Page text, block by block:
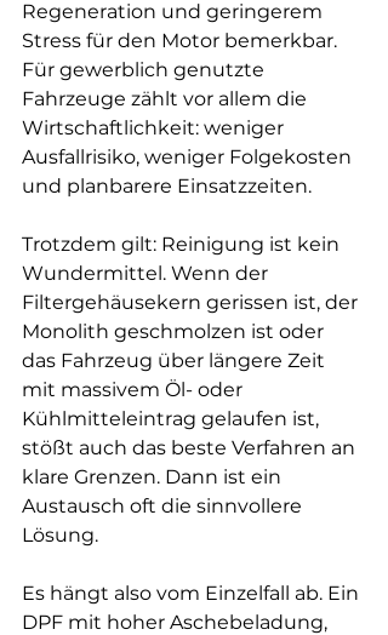
Regeneration und geringerem
Stress für den Motor bemerkbar.
Für gewerblich genutzte
Fahrzeuge zählt vor allem die
Wirtschaftlichkeit: weniger
Ausfallrisiko, weniger Folgekosten
und planbarere Einsatzzeiten.
Trotzdem gilt: Reinigung ist kein
Wundermittel. Wenn der
Filtergehäusekern gerissen ist, der
Monolith geschmolzen ist oder
das Fahrzeug über längere Zeit
mit massivem Öl- oder
Kühlmitteleintrag gelaufen ist,
stößt auch das beste Verfahren an
klare Grenzen. Dann ist ein
Austausch oft die sinnvollere
Lösung.
Es hängt also vom Einzelfall ab. Ein
DPF mit hoher Aschebeladung,